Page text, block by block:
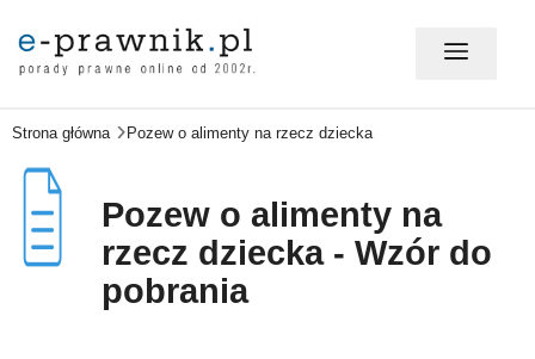
MÓJ E-PRAWNIK - LOGOWANIE
PORADY PRAWNE ONLINE
PRAWO NA CO DZIEŃ
Strona główna Pozew o alimenty na rzecz dziecka
Pozew o alimenty na
rzecz dziecka - Wzór do
pobrania